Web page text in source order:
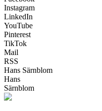
Instagram
LinkedIn
YouTube
Pinterest
TikTok
Mail
RSS
Hans Särnblom
Hans
Särnblom